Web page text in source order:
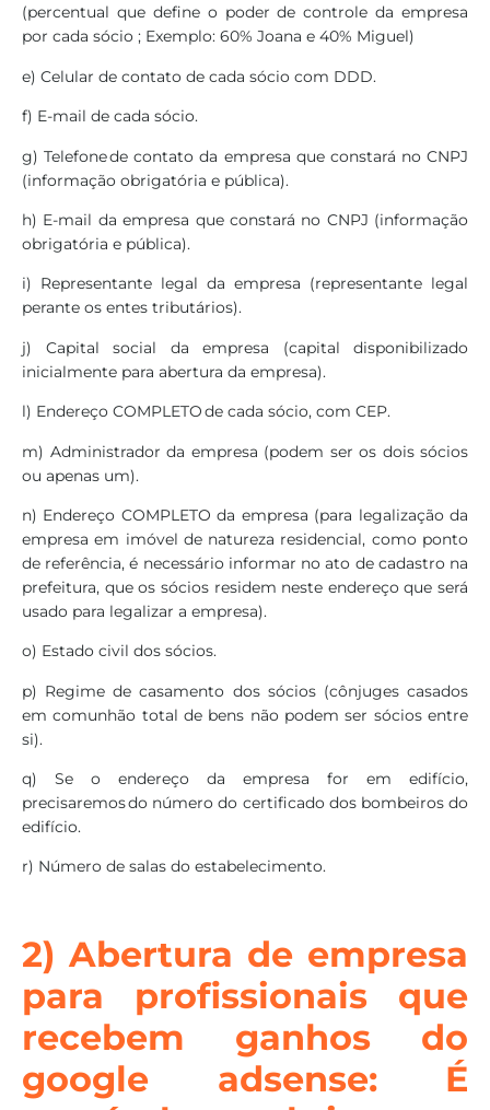
(percentual que define o poder de controle da empresa
por cada sócio ; Exemplo: 60% Joana e 40% Miguel)
e) Celular de contato de cada sócio com DDD.
f) E-mail de cada sócio.
g) Telefone de contato da empresa que constará no CNPJ
(informação obrigatória e pública).
h) E-mail da empresa que constará no CNPJ (informação
obrigatória e pública).
i) Representante legal da empresa (representante legal
perante os entes tributários).
j) Capital social da empresa (capital disponibilizado
inicialmente para abertura da empresa).
l) Endereço COMPLETO de cada sócio, com CEP.
m) Administrador da empresa (podem ser os dois sócios
ou apenas um).
n) Endereço COMPLETO da empresa (para legalização da
empresa em imóvel de natureza residencial, como ponto
de referência, é necessário informar no ato de cadastro na
prefeitura, que os sócios residem neste endereço que será
usado para legalizar a empresa).
o) Estado civil dos sócios.
p) Regime de casamento dos sócios (cônjuges casados
em comunhão total de bens não podem ser sócios entre
si).
q) Se o endereço da empresa for em edifício,
precisaremos do número do certificado dos bombeiros do
edifício.
r) Número de salas do estabelecimento.
2) Abertura de empresa
para profissionais que
recebem ganhos do
google adsense: É